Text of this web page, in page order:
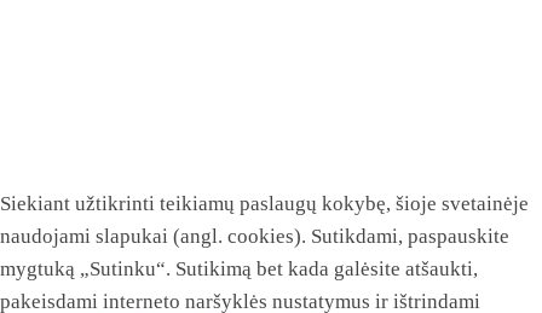
Siekiant užtikrinti teikiamų paslaugų kokybę, šioje svetainėje
naudojami slapukai (angl. cookies). Sutikdami, paspauskite
mygtuką „Sutinku“. Sutikimą bet kada galėsite atšaukti,
pakeisdami interneto naršyklės nustatymus ir ištrindami